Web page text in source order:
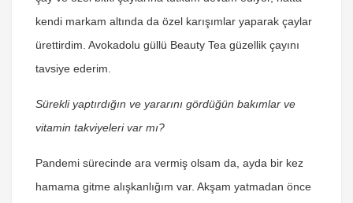
kendi markam altında da özel karışımlar yaparak çaylar
ürettirdim. Avokadolu güllü Beauty Tea güzellik çayını
tavsiye ederim.
Sürekli yaptırdığın ve yararını gördüğün bakımlar ve
vitamin takviyeleri var mı?
Pandemi sürecinde ara vermiş olsam da, ayda bir kez
hamama gitme alışkanlığım var. Akşam yatmadan önce